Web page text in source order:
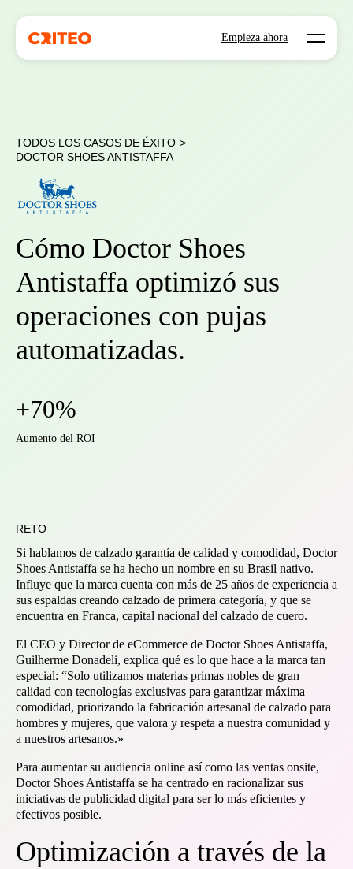
Empieza ahora Open
TODOS LOS CASOS DE ÉXITO >
DOCTOR SHOES ANTISTAFFA
Cómo Doctor Shoes
Antistaffa optimizó sus
operaciones con pujas
automatizadas.
+70%
Aumento del ROI
RETO
Si hablamos de calzado garantía de calidad y comodidad, Doctor
Shoes Antistaffa se ha hecho un nombre en su Brasil nativo.
Influye que la marca cuenta con más de 25 años de experiencia a
sus espaldas creando calzado de primera categoría, y que se
encuentra en Franca, capital nacional del calzado de cuero.
El CEO y Director de eCommerce de Doctor Shoes Antistaffa,
Guilherme Donadeli, explica qué es lo que hace a la marca tan
especial: “Solo utilizamos materias primas nobles de gran
calidad con tecnologías exclusivas para garantizar máxima
comodidad, priorizando la fabricación artesanal de calzado para
hombres y mujeres, que valora y respeta a nuestra comunidad y
a nuestros artesanos.»
Para aumentar su audiencia online así como las ventas onsite,
Doctor Shoes Antistaffa se ha centrado en racionalizar sus
iniciativas de publicidad digital para ser lo más eficientes y
efectivos posible.
Optimización a través de la